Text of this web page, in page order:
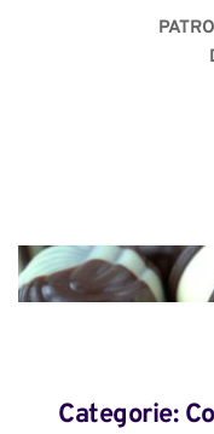
Categorie: